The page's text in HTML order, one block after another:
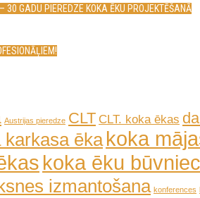
30 GADU PIEREDZE KOKA ĒKU PROJEKTĒŠANĀ
Austrijas pieredze CLT CLT. koka ēkas
karkasa ēka koka
koka ēku
izmantošana konferences